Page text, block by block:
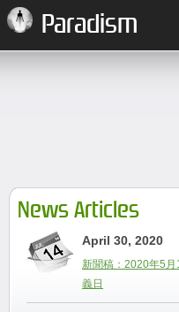
Paradism
News Articles
April 30, 2020
新聞稿：2020年5
義日